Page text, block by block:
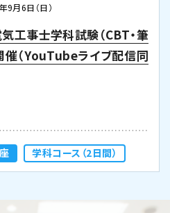
9月6日（日）
工事士学科試験（CBT・筆
催（YouTubeライブ配信同
学科コース（2日間）
年9月20日（日）